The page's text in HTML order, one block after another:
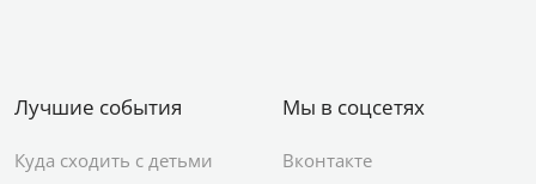
Лучшие события
Куда сходить с детьми
Мы в соцсетях
Вконтакте